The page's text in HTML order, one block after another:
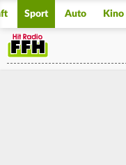
Sport Auto Kino